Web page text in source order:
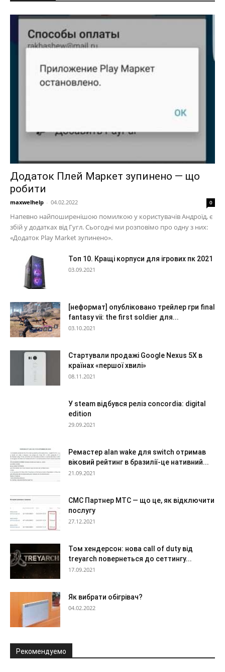
Додаток Плей Маркет зупинено — що
робити
maxwelhelp - 04.02.2022 0
Напевно найпоширенішою помилкою у користувачів Андроїд, є
збій у додатках від Гугл. Сьогодні ми розповімо про одну з них:
«Додаток Play Market зупинено».
Топ 10. Кращі корпуси для ігрових пк 2021
03.09.2021
[неформат] опубліковано трейлер гри final
fantasy vii: the first soldier для...
03.10.2021
Стартували продажі Google Nexus 5X в
країнах «першої хвилі»
08.11.2021
У steam відбувся реліз concordia: digital
edition
29.09.2021
Ремастер alan wake для switch отримав
віковий рейтинг в бразилії-це нативний...
21.09.2021
СМС Партнер МТС — що це, як відключити
послугу
27.12.2021
Том хендерсон: нова call of duty від
treyarch повернеться до сеттингу...
17.09.2021
Як вибрати обігрівач?
04.02.2022
Рекомендуемо